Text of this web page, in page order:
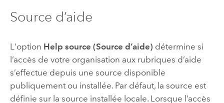
Source d’aide
L'option Help source (Source d’aide) détermine si
l’accès de votre organisation aux rubriques d’aide
s’effectue depuis une source disponible
publiquement ou installée. Par défaut, la source est
définie sur la source installée locale. Lorsque l’accès